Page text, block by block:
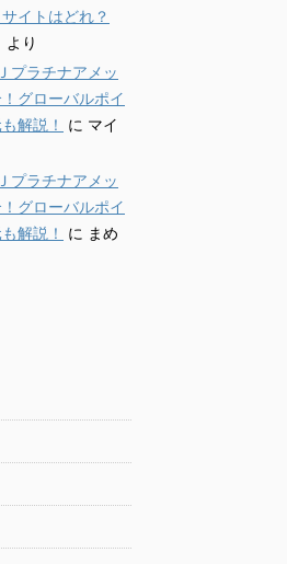
イトはどれ？
より
プラチナアメッ
グローバルポイ
解説！
に マイ
プラチナアメッ
グローバルポイ
解説！
に まめ